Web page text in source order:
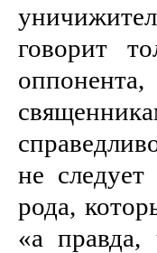
говорит
не
рода,
«а правда,